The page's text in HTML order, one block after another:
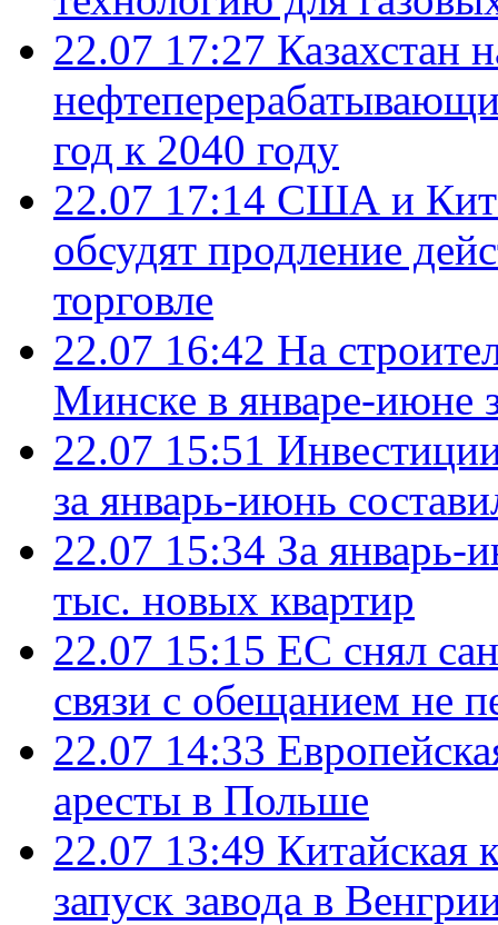
22.07 17:27 Казахстан
год к 2040 году
22.07 17:14 США и
обсудят продление
торговле
22.07 16:42 На
Минске в январе-июне
22.07 15:51
за январь-июнь
22.07 15:34 За январь-
тыс. новых квартир
22.07 15:15 ЕС снял
связи с обещанием не
22.07 14:33
аресты в Польше
22.07 13:49 Китайская
запуск завода в